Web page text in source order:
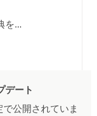
を...
デート
公開されていま